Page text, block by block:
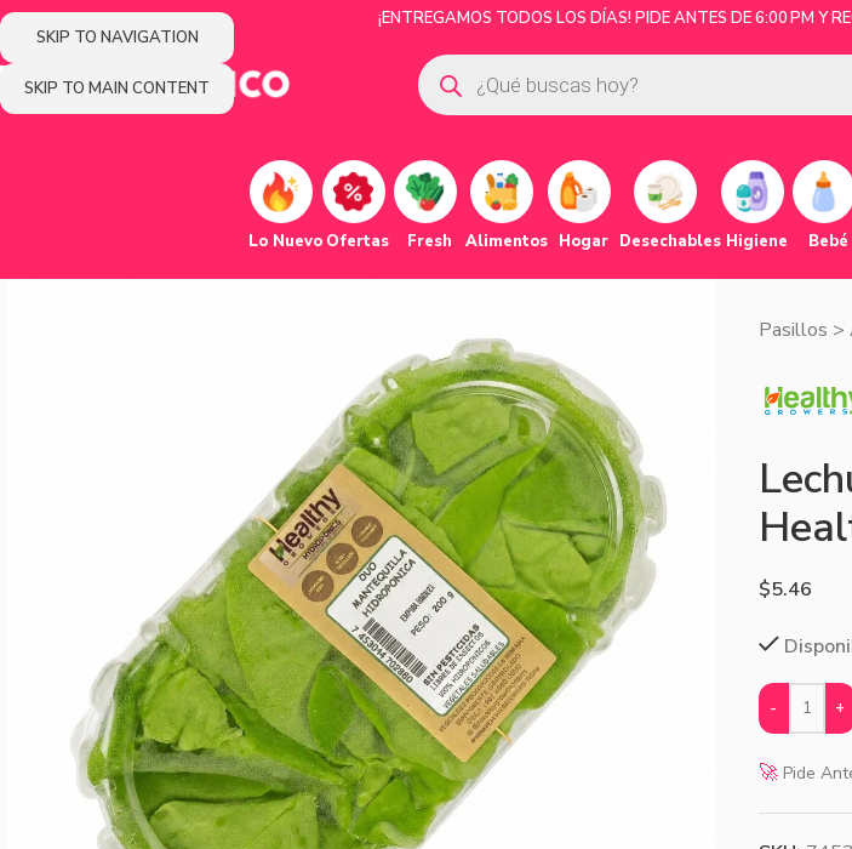
SKIP TO NAVIGATION
SKIP TO MAIN CONTENT
¡ENTREGAMOS TODOS LOS DÍAS! PIDE ANTES DE 6:00 PM Y
Lo Nuevo Ofertas Fresh Alimentos Hogar Desechables Higiene Bebé
Pasillos >
$5.46
- +
🚀Pide